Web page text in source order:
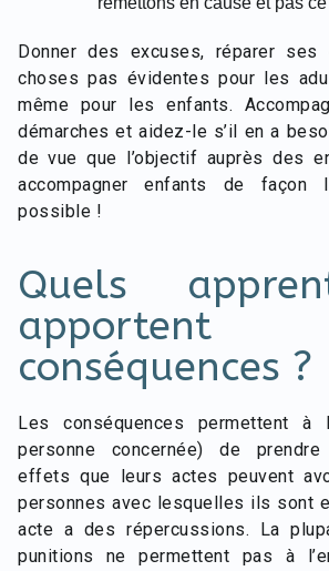
Donner des excuses, réparer
choses pas évidentes pour les
même pour les enfants.
démarches et aidez-le s’il en a
de vue que l’objectif auprès des
accompagner enfants de façon
possible !
Quels
conséquences ?
Les conséquences permettent à
personne concernée) de
effets que leurs actes peuvent
personnes avec lesquelles ils sont
acte a des répercussions. La
punitions ne permettent pas à